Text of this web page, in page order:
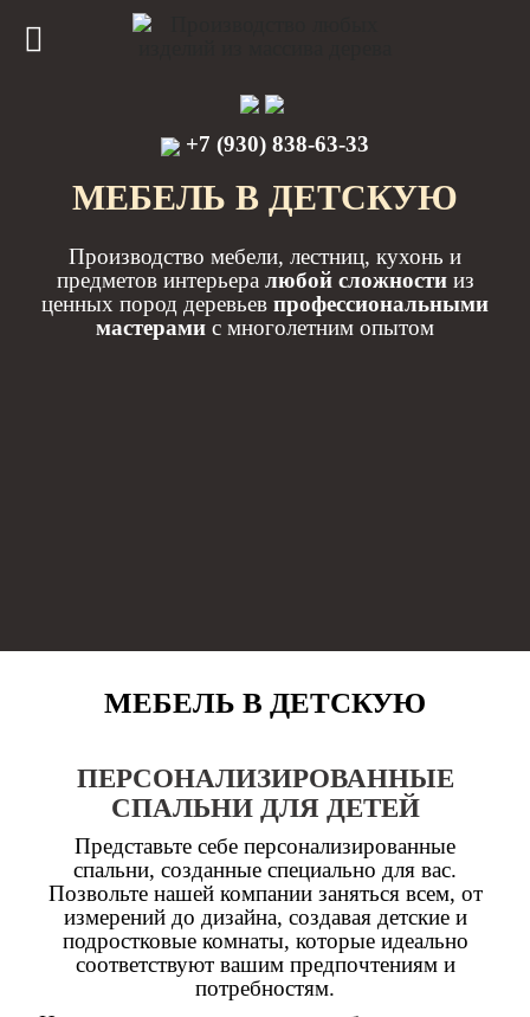
+7 (930) 838-63-33
МЕБЕЛЬ В ДЕТСКУЮ
Производство мебели, лестниц, кухонь и
предметов интерьера любой сложностииз
ценных пород деревьев профессиональными
мастерами с многолетним опытом
МЕБЕЛЬ В ДЕТСКУЮ
ПЕРСОНАЛИЗИРОВАННЫЕ
СПАЛЬНИ ДЛЯ ДЕТЕЙ
Представьте себе персонализированные
спальни, созданные специально для вас.
Позвольте нашей компании заняться всем, от
измерений до дизайна, создавая детские и
подростковые комнаты, которые идеально
соответствуют вашим предпочтениям и
потребностям.